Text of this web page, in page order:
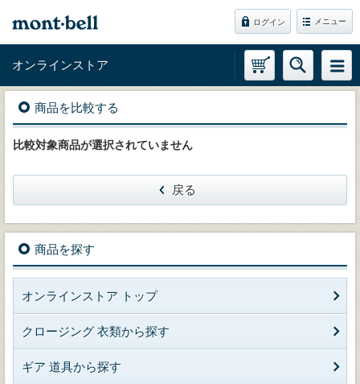
ログイン メニュー
オンラインストア
商品を比較する
比較対象商品が選択されていません
戻る
商品を探す
オンラインストア トップ
クロージング 衣類から探す
ギア 道具から探す